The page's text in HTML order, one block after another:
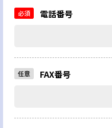
電話番号
必須
FAX番号
任意